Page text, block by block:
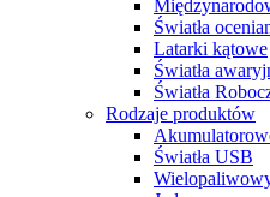
Światła
Latarki kątowe
Światła
Światła
Rodzaje produktów
Światła USB